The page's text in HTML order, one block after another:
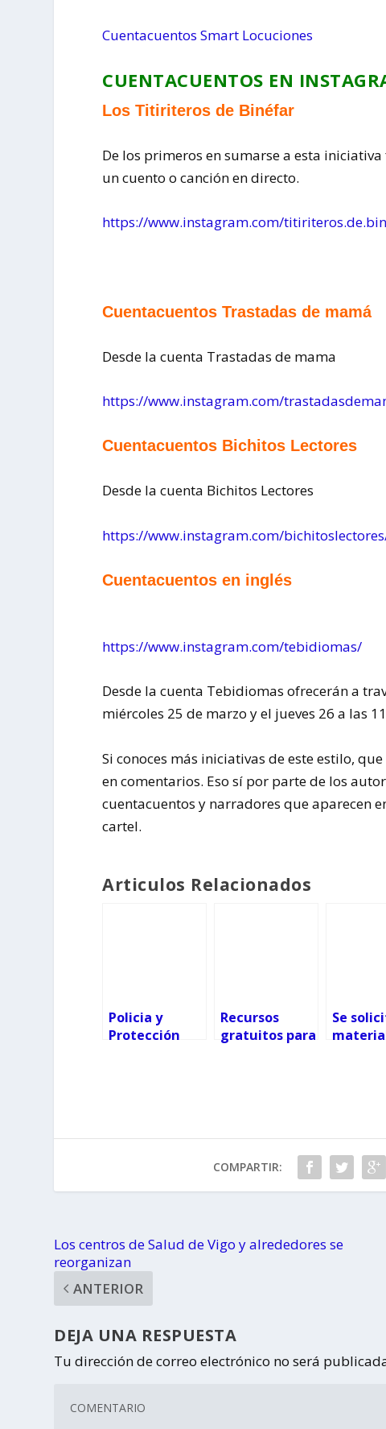
Cuentacuentos Smart Locuciones
CUENTACUENTOS EN
Los Titiriteros de Binéfar
De los primeros en sumarse a esta
un cuento o canción en directo.
https://www.instagram.com/
Cuentacuentos Trastadas de mamá
Desde la cuenta Trastadas de mama
https://www.instagram.com/
Cuentacuentos Bichitos Lectores
Desde la cuenta Bichitos Lectores
https://www.instagram.com/
Cuentacuentos en inglés
https://www.instagram.com/tebidiomas/
Desde la cuenta Tebidiomas ofrecerán a
miércoles 25 de marzo y el jueves 26 a las
Si conoces más iniciativas de este estilo,
en comentarios. Eso sí por parte de los
cuentacuentos y narradores que aparecen
cartel.
Articulos Relacionados
Policia y
Protección
Recursos
gratuitos para
Se
COMPARTIR:
Los centros de Salud de Vigo y alrededores se
reorganizan
ANTERIOR
DEJA UNA RESPUESTA
Tu dirección de correo electrónico no será